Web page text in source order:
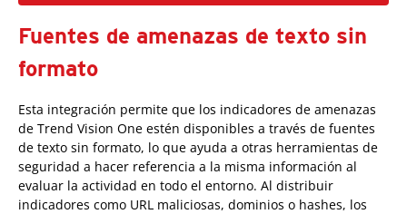
Fuentes de amenazas de texto sin
formato
Esta integración permite que los indicadores de amenazas
de Trend Vision One estén disponibles a través de fuentes
de texto sin formato, lo que ayuda a otras herramientas de
seguridad a hacer referencia a la misma información al
evaluar la actividad en todo el entorno. Al distribuir
indicadores como URL maliciosas, dominios o hashes, los